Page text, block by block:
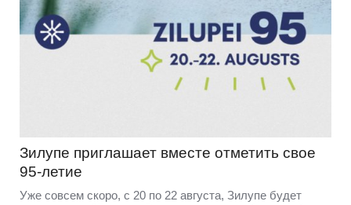
Зилупе приглашает вместе отметить свое
95-летие
Уже совсем скоро, с 20 по 22 августа, Зилупе будет